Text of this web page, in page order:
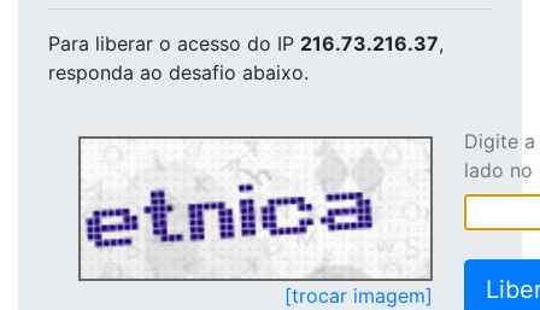
Para liberar o acesso do IP 216.73.216.37,
responda ao desafio abaixo.
[trocar imagem]
Digite
lado no